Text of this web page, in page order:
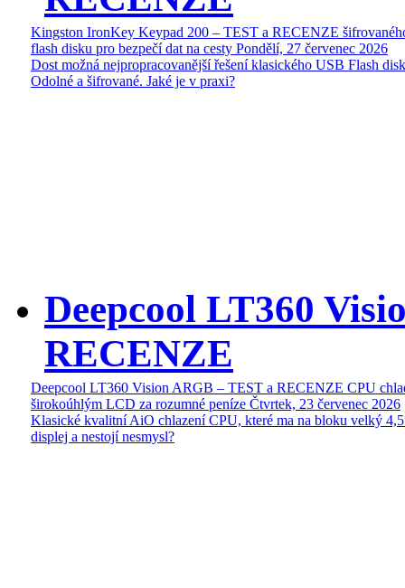
Kingston IronKey Keypad 200 – TEST a RECENZE
flash disku pro bezpečí dat na cesty Pondělí, 27 červenec 2026
Dost možná nejpropracovanější řešení klasického USB Flash
Odolné a šifrované. Jaké je v praxi?
Deepcool LT360
RECENZE
Deepcool LT360 Vision ARGB – TEST a RECENZE CPU
širokoúhlým LCD za rozumné peníze Čtvrtek, 23 červenec 2026
Klasické kvalitní AiO chlazení CPU, které ma na bloku velký
displej a nestojí nesmysl?